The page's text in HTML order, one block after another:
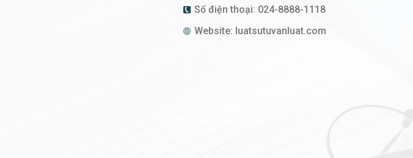
Số điện thoại: 024-8888-1118
Website: luatsutuvanluat.com